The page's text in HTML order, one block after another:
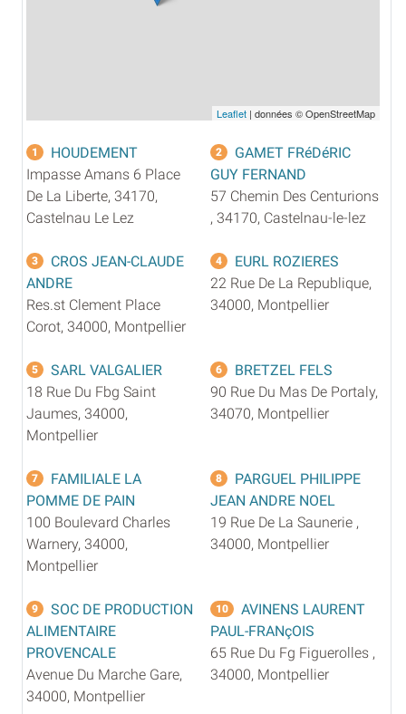
Leaflet | données © OpenStreetMap
1
HOUDEMENT
Impasse Amans 6 Place
De La Liberte, 34170,
Castelnau Le Lez
2
GAMET FRéDéRIC
GUY FERNAND
57 Chemin Des Centurions
, 34170, Castelnau-le-lez
3
CROS JEAN-CLAUDE
ANDRE
Res.st Clement Place
Corot, 34000, Montpellier
4
EURL ROZIERES
22 Rue De La Republique,
34000, Montpellier
5
SARL VALGALIER
18 Rue Du Fbg Saint
Jaumes, 34000,
Montpellier
6
BRETZEL FELS
90 Rue Du Mas De Portaly,
34070, Montpellier
7
FAMILIALE LA
POMME DE PAIN
100 Boulevard Charles
Warnery, 34000,
Montpellier
8
PARGUEL PHILIPPE
JEAN ANDRE NOEL
19 Rue De La Saunerie ,
34000, Montpellier
9
SOC DE PRODUCTION
ALIMENTAIRE
PROVENCALE
Avenue Du Marche Gare,
34000, Montpellier
10
AVINENS LAURENT
PAUL-FRANçOIS
65 Rue Du Fg Figuerolles ,
34000, Montpellier